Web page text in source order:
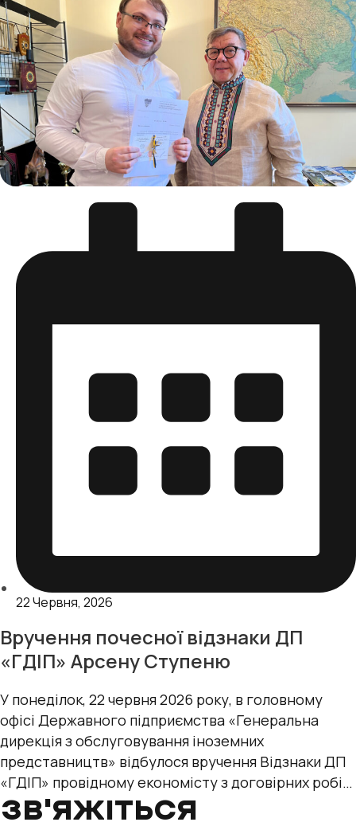
22 Червня, 2026
Вручення почесної відзнаки ДП
«ГДІП» Арсену Ступеню
У понеділок, 22 червня 2026 року, в головному
офісі Державного підприємства «Генеральна
дирекція з обслуговування іноземних
представництв» відбулося вручення Відзнаки ДП
«ГДІП» провідному економісту з договірних робіт
відділу нерухомості та
ЗВ'ЯЖІТЬСЯ